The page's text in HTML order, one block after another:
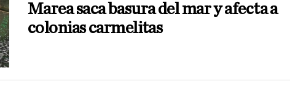
Marea saca basura del mar y afecta a
colonias carmelitas